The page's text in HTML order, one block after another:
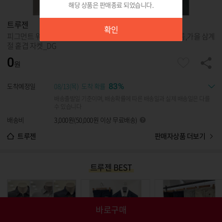
해당 상품은 판매종료 되었습니다.
확인